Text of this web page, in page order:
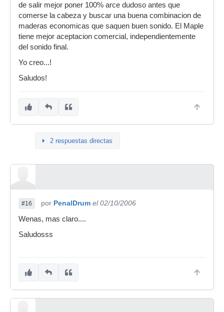
de salir mejor poner 100% arce dudoso antes que
comerse la cabeza y buscar una buena combinacion de
maderas economicas que saquen buen sonido. El Maple
tiene mejor aceptacion comercial, independientemente
del sonido final.
Yo creo...!
Saludos!
2 respuestas directas
#16 por PenalDrum el 02/10/2006
Wenas, mas claro....
Saludosss